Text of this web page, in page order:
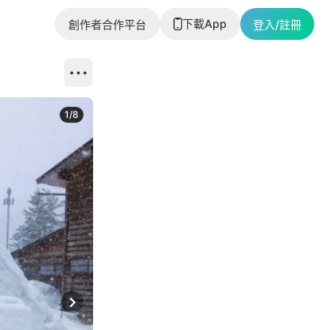
創作者合作平台 下載App 登入/註冊
Next slide
1/8